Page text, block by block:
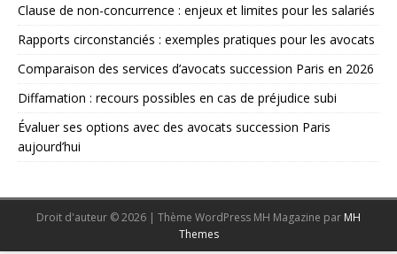
Clause de non-concurrence : enjeux et limites pour les salariés
Rapports circonstanciés : exemples pratiques pour les avocats
Comparaison des services d’avocats succession Paris en 2026
Diffamation : recours possibles en cas de préjudice subi
Évaluer ses options avec des avocats succession Paris
aujourd’hui
Droit d'auteur © 2026 | Thème WordPress MH Magazine par MH
Themes